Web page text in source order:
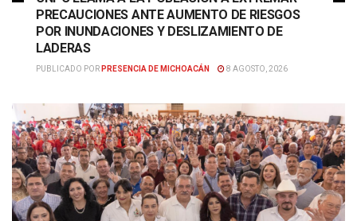
PRECAUCIONES ANTE AUMENTO DE RIESGOS
POR INUNDACIONES Y DESLIZAMIENTO DE
LADERAS
PUBLICADO POR PRESENCIA DE MICHOACÁN 8 AGOSTO, 2026